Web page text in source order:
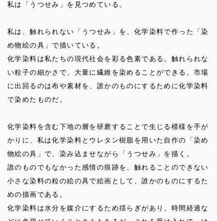
私は「うつせみ」を見つめている。
私は、触れられない「うつせみ」を、化学染料で作った「染
め物絵の具」で描いている。
化学染料は私たちの現代社会を彩る色素である。触れられな
い粒子の細かさで、大量に繊維を染めることができる。市場
に出回るのは布や素材を、誰かのものにするために化学染料
で染めたものだ。
化学染料を含む下地の層を研磨することで生じる模様を手が
かりに、私は化学染料とウレタン樹脂を用いた自作の「染め
物絵の具」で、染み込ませながら「うつせみ」を描く。
誰のものでもなかった感情の痕跡を、触れることのできない
小さな染料の粒の絵の具で絵画として、誰かのものにするた
めの描画である。
化学染料は水分を媒介にするため揺らぎがあり、時間経過な